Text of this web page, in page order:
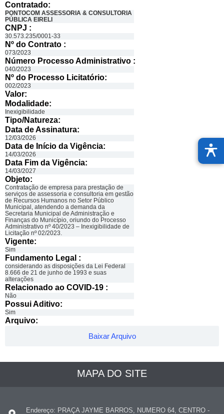
Contratado:
PONTOCOM ASSESSORIA & CONSULTORIA
PÚBLICA EIRELI
CNPJ :
30.573.235/0001-33
Nº do Contrato :
073/2023
Número Processo Administrativo :
040/2023
Nº do Processo Licitatório:
002/2023
Valor:
Modalidade:
Inexigibilidade
Tipo/Natureza:
Data de Assinatura:
12/03/2026
Data de Início da Vigência:
14/03/2026
Data Fim da Vigência:
14/03/2027
Objeto:
Contratação de empresa para prestação de
serviços de assessoria e consultoria em gestão
de Recursos Humanos no Setor Público
Municipal, atendendo a demanda da
Secretaria Municipal de Administração e
Finanças do Município, oriundo do Processo
Administrativo nº 40/2023 – Inexigibilidade de
Licitação nº 02/2023.
Vigente:
Sim
Fundamento Legal :​
considerando as disposições da Lei Federal
8.666 de 21 de junho de 1993 e suas
alterações
Relacionado ao COVID-19 :​
Não
Possui Aditivo:​
Sim
Arquivo:
Baixar Arquivo
MAPA DO SITE
Endereço: PRAÇA JAYME BARROS, NUMERO 64, CENTRO -